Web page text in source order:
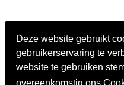
Deze website gebruikt
gebruikerservaring te
website te gebruiken